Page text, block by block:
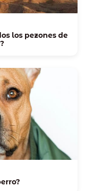
los pezones de